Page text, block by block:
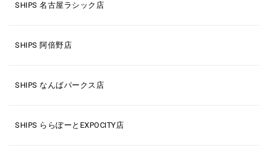
SHIPS 名古屋ラシック店
SHIPS 阿倍野店
SHIPS なんばパークス店
SHIPS ららぽーとEXPOCITY店